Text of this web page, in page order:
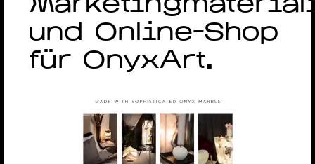
und Online-Shop
für OnyxArt.